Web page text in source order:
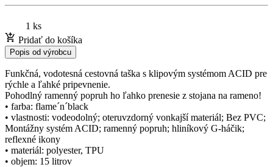
1 ks
Pridať do košíka
Popis od výrobcu
Funkčná, vodotesná cestovná taška s klipovým systémom ACID pre
rýchle a ľahké pripevnenie.
Pohodlný ramenný popruh ho ľahko prenesie z stojana na rameno!
• farba: flame´n´black
• vlastnosti: vodeodolný; oteruvzdorný vonkajší materiál; Bez PVC;
Montážny systém ACID; ramenný popruh; hliníkový G-háčik;
reflexné ikony
• materiál: polyester, TPU
• objem: 15 litrov